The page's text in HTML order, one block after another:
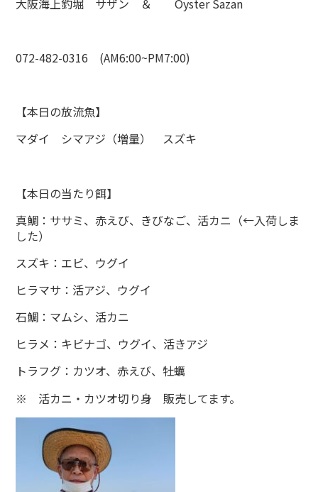
072-482-0316 (AM6:00~PM7:00)
【本日の放流魚】
マダイ シマアジ（増量） スズキ
【本日の当たり餌】
真鯛：ササミ、赤えび、きびなご、活カニ（←入荷しま
した）
スズキ：エビ、ウグイ
ヒラマサ：活アジ、ウグイ
石鯛：マムシ、活カニ
ヒラメ：キビナゴ、ウグイ、活きアジ
トラフグ：カツオ、赤えび、牡蠣
※ 活カニ・カツオ切り身 販売してます。